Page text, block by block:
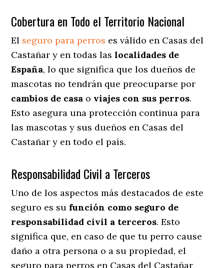
Cobertura en Todo el Territorio Nacional
El seguro para perros es válido en Casas del
Castañar y en todas laslocalidades de
España, lo que significa que los dueños de
mascotas no tendrán que preocuparse por
cambios de casa o viajes con sus perros.
Esto asegura una protección continua para
las mascotas y sus dueños en Casas del
Castañar y en todo el país.
Responsabilidad Civil a Terceros
Uno de los aspectos más destacados de este
seguro es su función como seguro de
responsabilidad civil a terceros. Esto
significa que, en caso de que tu perro cause
daño a otra persona o a su propiedad, el
seguro para perros en Casas del Castañar